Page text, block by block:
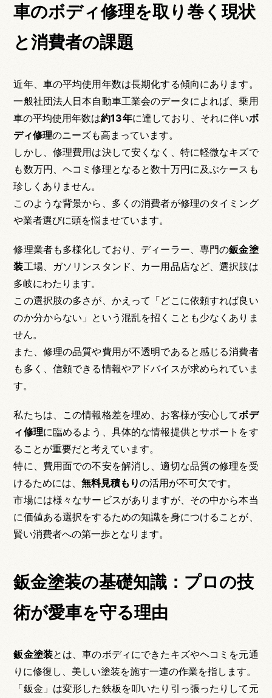
車のボディ修理を取り巻く現状
と消費者の課題
近年、車の平均使用年数は長期化する傾向にあります。
一般社団法人日本自動車工業会のデータによれば、乗用
車の平均使用年数は約13年に達しており、それに伴いボ
ディ修理のニーズも高まっています。
しかし、修理費用は決して安くなく、特に軽微なキズで
も数万円、ヘコミ修理となると数十万円に及ぶケースも
珍しくありません。
このような背景から、多くの消費者が修理のタイミング
や業者選びに頭を悩ませています。
修理業者も多様化しており、ディーラー、専門の鈑金塗
装工場、ガソリンスタンド、カー用品店など、選択肢は
多岐にわたります。
この選択肢の多さが、かえって「どこに依頼すれば良い
のか分からない」という混乱を招くことも少なくありま
せん。
また、修理の品質や費用が不透明であると感じる消費者
も多く、信頼できる情報やアドバイスが求められていま
す。
私たちは、この情報格差を埋め、お客様が安心してボデ
ィ修理に臨めるよう、具体的な情報提供とサポートをす
ることが重要だと考えています。
特に、費用面での不安を解消し、適切な品質の修理を受
けるためには、無料見積もりの活用が不可欠です。
市場には様々なサービスがありますが、その中から本当
に価値ある選択をするための知識を身につけることが、
賢い消費者への第一歩となります。
鈑金塗装の基礎知識：プロの技
術が愛車を守る理由
鈑金塗装とは、車のボディにできたキズやヘコミを元通
りに修復し、美しい塗装を施す一連の作業を指します。
「鈑金」は変形した鉄板を叩いたり引っ張ったりして元